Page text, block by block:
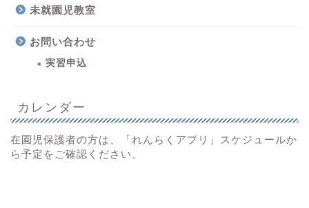
未就園児教室
お問い合わせ
実習申込
カレンダー
在園児保護者の方は、「れんらくアプリ」スケジュールか
ら予定をご確認ください。